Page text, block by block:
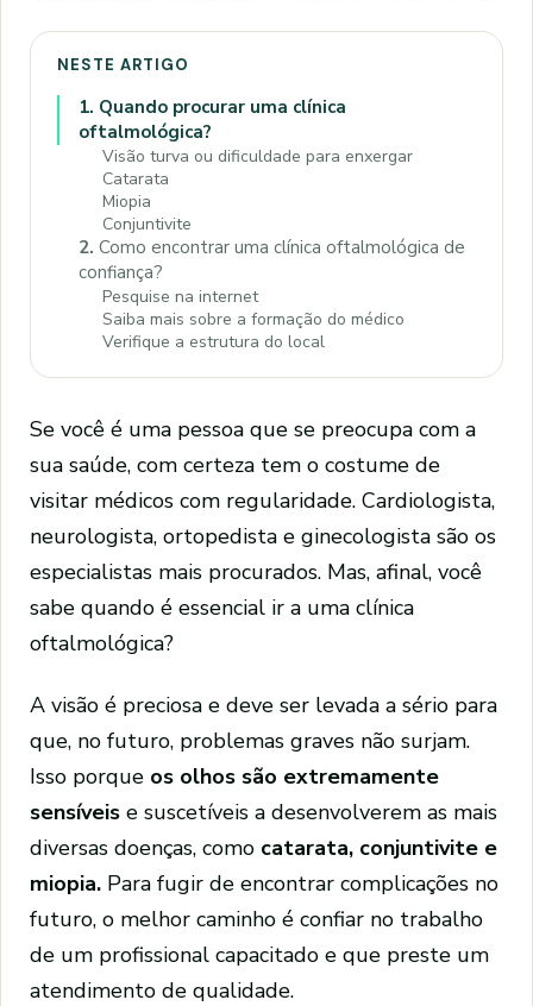
NESTE ARTIGO
1. Quando procurar uma clínica
oftalmológica?
Visão turva ou dificuldade para enxergar
Catarata
Miopia
Conjuntivite
2. Como encontrar uma clínica oftalmológica de
confiança?
Pesquise na internet
Saiba mais sobre a formação do médico
Verifique a estrutura do local
Se você é uma pessoa que se preocupa com a
sua saúde, com certeza tem o costume de
visitar médicos com regularidade. Cardiologista,
neurologista, ortopedista e ginecologista são os
especialistas mais procurados. Mas, afinal, você
sabe quando é essencial ir a uma clínica
oftalmológica?
A visão é preciosa e deve ser levada a sério para
que, no futuro, problemas graves não surjam.
Isso porque os olhos são extremamente
sensíveis e suscetíveis a desenvolverem as mais
diversas doenças, como catarata, conjuntivite e
miopia. Para fugir de encontrar complicações no
futuro, o melhor caminho é confiar no trabalho
de um profissional capacitado e que preste um
atendimento de qualidade.